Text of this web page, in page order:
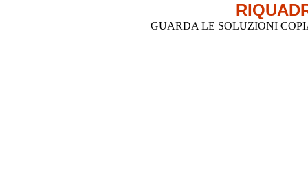
GUARDA LE SOLUZIONI